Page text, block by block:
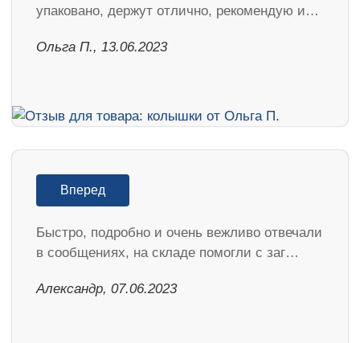
упаковано, держут отлично, рекомендую и…
Ольга П., 13.06.2023
Вперед
Быстро, подробно и очень вежливо отвечали
в сообщениях, на складе помогли с заг…
Александр, 07.06.2023